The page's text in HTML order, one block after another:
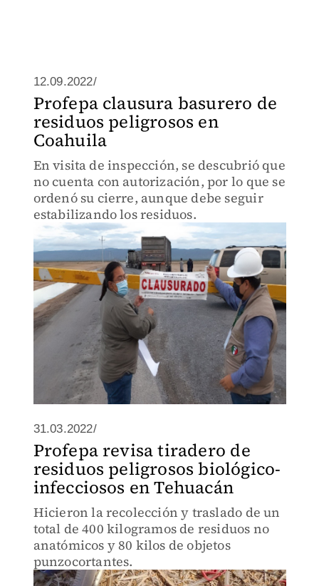
12.09.2022/
Profepa clausura basurero de
residuos peligrosos en
Coahuila
En visita de inspección, se descubrió que
no cuenta con autorización, por lo que se
ordenó su cierre, aunque debe seguir
estabilizando los residuos.
31.03.2022/
Profepa revisa tiradero de
residuos peligrosos biológico-
infecciosos en Tehuacán
Hicieron la recolección y traslado de un
total de 400 kilogramos de residuos no
anatómicos y 80 kilos de objetos
punzocortantes.